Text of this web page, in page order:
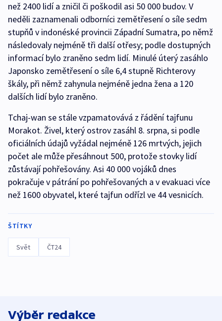
než 2400 lidí a zničil či poškodil asi 50 000 budov. V
neděli zaznamenali odborníci zemětřesení o síle sedm
stupňů v indonéské provincii Západní Sumatra, po němž
následovaly nejméně tři další otřesy; podle dostupných
informací bylo zraněno sedm lidí. Minulé úterý zasáhlo
Japonsko zemětřesení o síle 6,4 stupně Richterovy
škály, při němž zahynula nejméně jedna žena a 120
dalších lidí bylo zraněno.
Tchaj-wan se stále vzpamatovává z řádění tajfunu
Morakot. Živel, který ostrov zasáhl 8. srpna, si podle
oficiálních údajů vyžádal nejméně 126 mrtvých, jejich
počet ale může přesáhnout 500, protože stovky lidí
zůstávají pohřešovány. Asi 40 000 vojáků dnes
pokračuje v pátrání po pohřešovaných a v evakuaci více
než 1600 obyvatel, které tajfun odřízl ve 44 vesnicích.
ŠTÍTKY
Svět ČT24
Výběr redakce